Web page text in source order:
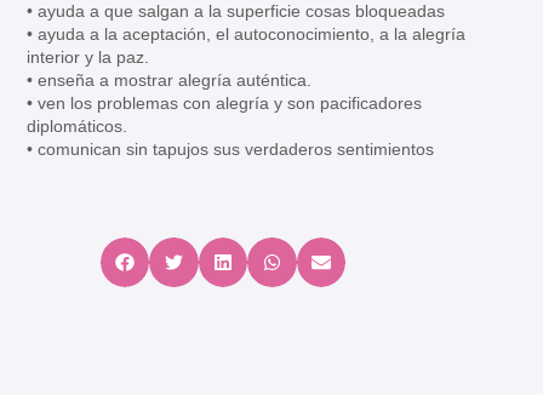
• ayuda a que salgan a la superficie cosas bloqueadas
• ayuda a la aceptación, el autoconocimiento, a la alegría
interior y la paz.
• enseña a mostrar alegría auténtica.
• ven los problemas con alegría y son pacificadores
diplomáticos.
• comunican sin tapujos sus verdaderos sentimientos